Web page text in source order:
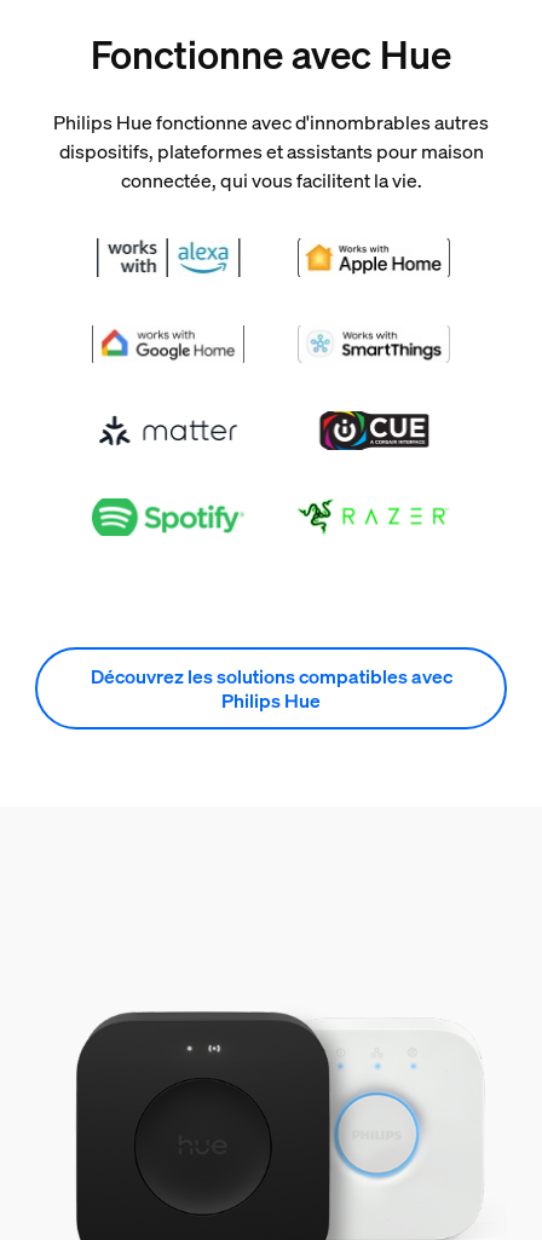
Fonctionne avec Hue
Philips Hue fonctionne avec d'innombrables autres
dispositifs, plateformes et assistants pour maison
connectée, qui vous facilitent la vie.
Découvrez les solutions compatibles avec
Philips Hue